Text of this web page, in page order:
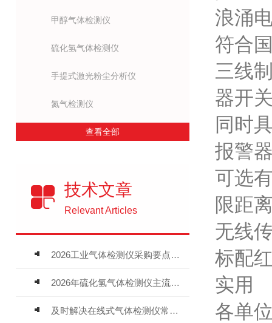
甲醇气体检测仪
硫化氢气体检测仪
手提式激光粉尘分析仪
氮气检测仪
查看全部
技术文章
Relevant Articles
2026工业气体检测仪采购要点：如何分辨固定式、复合、泵吸式检测仪优劣
2026年硫化氢气体检测仪主流品牌盘点及选型硬性要求
及时解决在线式气体检测仪常见问题有助于保障人员安全
浪涌
符合
三线
器开
同时
报警
可选
限距
无线
标配
实用
各单